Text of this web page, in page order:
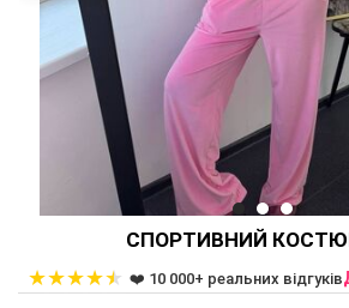
СПОРТИВНИЙ
★★★★★ ❤️ 10 000+ реальних відгуків